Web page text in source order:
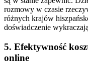
rozmowy w czasie
różnych krajów
doświadczenie
5. Efektywność
online